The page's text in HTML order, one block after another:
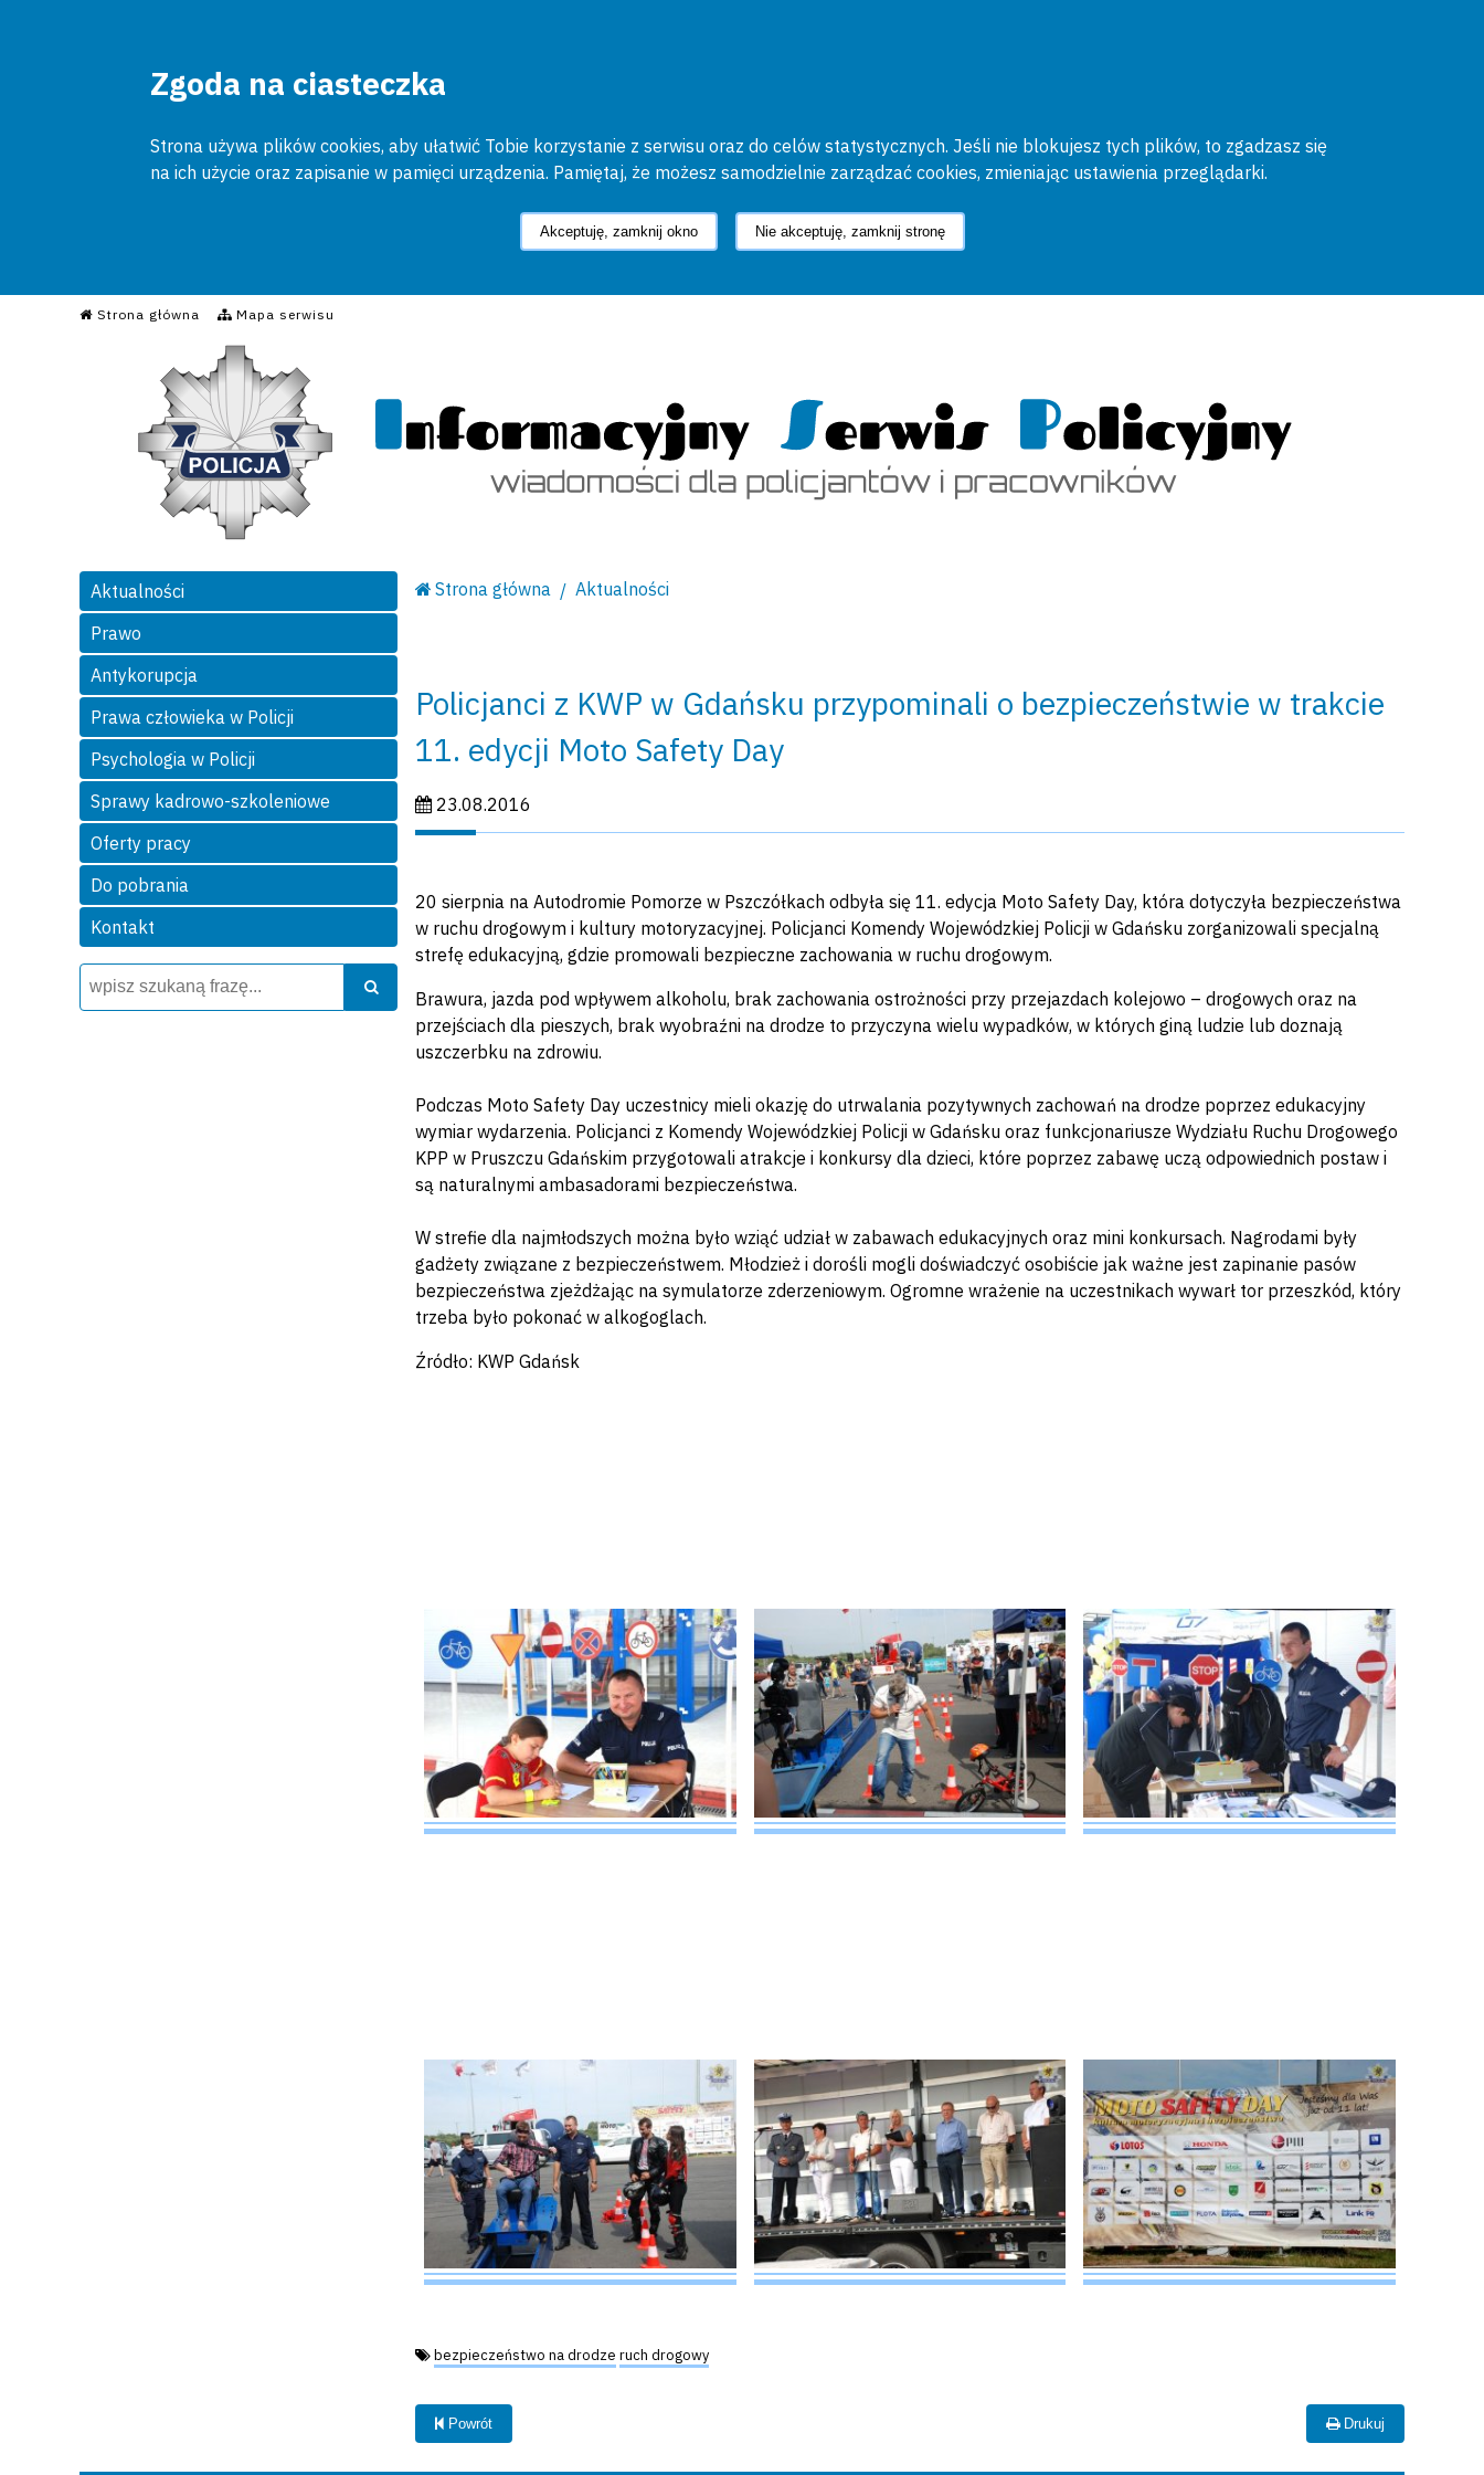
Zgoda na ciasteczka
Strona używa plików cookies, aby ułatwić Tobie korzystanie z serwisu oraz do celów statystycznych. Jeśli nie blokujesz tych plików, to zgadzasz się
na ich użycie oraz zapisanie w pamięci urządzenia. Pamiętaj, że możesz samodzielnie zarządzać cookies, zmieniając ustawienia przeglądarki.
Akceptuję, zamknij okno Nie akceptuję, zamknij stronę
Strona główna Mapa serwisu
Informacyjny Serwis Policyjny
Aktualności
Prawo
Antykorupcja
Prawa człowieka w Policji
Psychologia w Policji
Sprawy kadrowo-szkoleniowe
Oferty pracy
Do pobrania
Kontakt
Wyszukiwarka
Szukaj
Strona główna Aktualności
Policjanci z KWP w Gdańsku przypominali o bezpieczeństwie w trakcie
11. edycji Moto Safety Day
Data publikacji:
23.08.2016
20 sierpnia na Autodromie Pomorze w Pszczółkach odbyła się 11. edycja Moto Safety Day, która dotyczyła bezpieczeństwa
w ruchu drogowym i kultury motoryzacyjnej. Policjanci Komendy Wojewódzkiej Policji w Gdańsku zorganizowali specjalną
strefę edukacyjną, gdzie promowali bezpieczne zachowania w ruchu drogowym.
Brawura, jazda pod wpływem alkoholu, brak zachowania ostrożności przy przejazdach kolejowo – drogowych oraz na
przejściach dla pieszych, brak wyobraźni na drodze to przyczyna wielu wypadków, w których giną ludzie lub doznają
uszczerbku na zdrowiu.
Podczas Moto Safety Day uczestnicy mieli okazję do utrwalania pozytywnych zachowań na drodze poprzez edukacyjny
wymiar wydarzenia. Policjanci z Komendy Wojewódzkiej Policji w Gdańsku oraz funkcjonariusze Wydziału Ruchu Drogowego
KPP w Pruszczu Gdańskim przygotowali atrakcje i konkursy dla dzieci, które poprzez zabawę uczą odpowiednich postaw i
są naturalnymi ambasadorami bezpieczeństwa.
W strefie dla najmłodszych można było wziąć udział w zabawach edukacyjnych oraz mini konkursach. Nagrodami były
gadżety związane z bezpieczeństwem. Młodzież i dorośli mogli doświadczyć osobiście jak ważne jest zapinanie pasów
bezpieczeństwa zjeżdżając na symulatorze zderzeniowym. Ogromne wrażenie na uczestnikach wywarł tor przeszkód, który
trzeba było pokonać w alkogoglach.
Źródło: KWP Gdańsk
Tagi:
bezpieczeństwo na drodze ruch drogowy
Powrót Drukuj